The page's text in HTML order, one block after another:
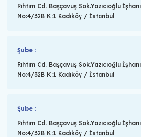
Rıhtım Cd. Başçavuş Sok.Yazıcıoğlu İşhanı
No:4/32B K:1 Kadıköy / İstanbul
Şube :
Rıhtım Cd. Başçavuş Sok.Yazıcıoğlu İşhanı
No:4/32B K:1 Kadıköy / İstanbul
Şube :
Rıhtım Cd. Başçavuş Sok.Yazıcıoğlu İşhanı
No:4/32B K:1 Kadıköy / İstanbul